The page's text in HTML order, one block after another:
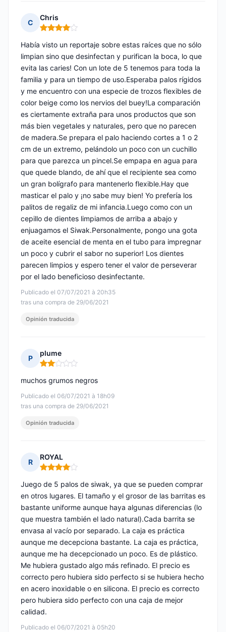
C
Chris
Nota: 4 de 5
Publicado el 07/07/2021 à 20h35
tras una compra de 29/06/2021
Había visto un reportaje sobre estas raíces que no sólo
limpian sino que desinfectan y purifican la boca, lo que
evita las caries! Con un lote de 5 tenemos para toda la
familia y para un tiempo de uso.Esperaba palos rígidos
y me encuentro con una especie de trozos flexibles de
color beige como los nervios del buey!La comparación
es ciertamente extraña para unos productos que son
más bien vegetales y naturales, pero que no parecen
de madera.Se prepara el palo haciendo cortes a 1 o 2
cm de un extremo, pelándolo un poco con un cuchillo
para que parezca un pincel.Se empapa en agua para
que quede blando, de ahí que el recipiente sea como
un gran bolígrafo para mantenerlo flexible.Hay que
masticar el palo y ¡no sabe muy bien! Yo prefería los
palitos de regaliz de mi infancia.Luego como con un
cepillo de dientes limpiamos de arriba a abajo y
enjuagamos el Siwak.Personalmente, pongo una gota
de aceite esencial de menta en el tubo para impregnar
un poco y cubrir el sabor no superior! Los dientes
parecen limpios y espero tener el valor de perseverar
por el lado beneficioso desinfectante.
Opinión traducida
P
plume
Nota: 2 de 5
Publicado el 06/07/2021 à 18h09
tras una compra de 29/06/2021
muchos grumos negros
Opinión traducida
R
ROYAL
Nota: 4 de 5
Publicado el 06/07/2021 à 05h20
Juego de 5 palos de siwak, ya que se pueden comprar
en otros lugares. El tamaño y el grosor de las barritas es
bastante uniforme aunque haya algunas diferencias (lo
que muestra también el lado natural).Cada barrita se
envasa al vacío por separado. La caja es práctica
aunque me decepciona bastante. La caja es práctica,
aunque me ha decepcionado un poco. Es de plástico.
Me hubiera gustado algo más refinado. El precio es
correcto pero hubiera sido perfecto si se hubiera hecho
en acero inoxidable o en silicona. El precio es correcto
pero hubiera sido perfecto con una caja de mejor
calidad.